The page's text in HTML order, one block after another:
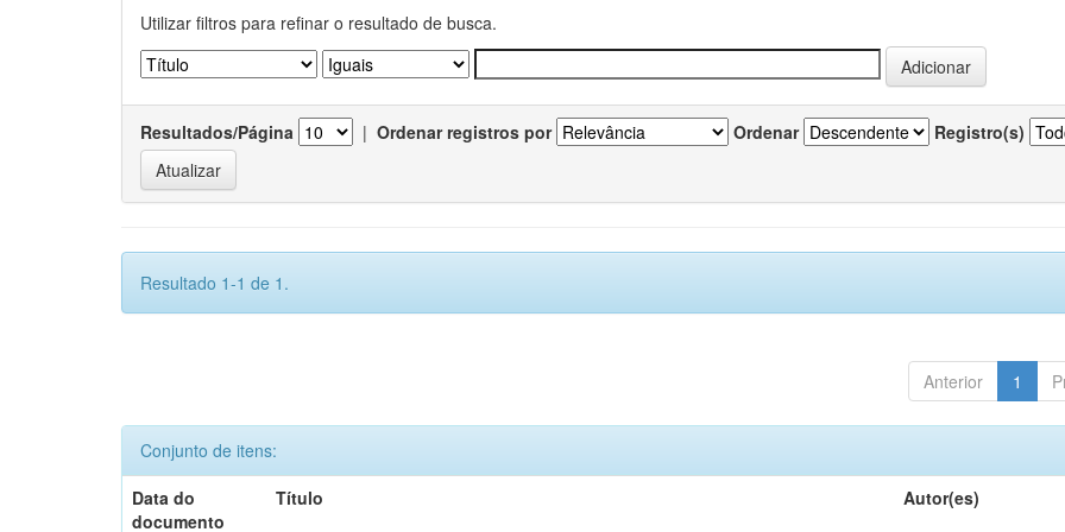
Utilizar filtros para refinar o resultado de busca.
Resultados/Página | Ordenar registros por Ordenar Registro(s)
Resultado 1-1 de 1.
Anterior 1
Conjunto de itens:
Data do
documento
Título Autor(es)